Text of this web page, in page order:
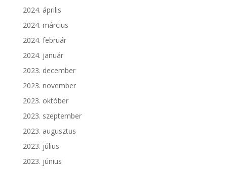
2024. április
2024. március
2024. február
2024. január
2023. december
2023. november
2023. október
2023. szeptember
2023. augusztus
2023. július
2023. június